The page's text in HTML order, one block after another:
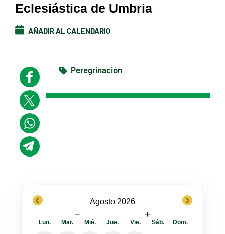
Eclesiástica de Umbria
AÑADIR AL CALENDARIO
Peregrinación
previous Agosto 2026
− +
next
Lun. Mar. Mié. Jue. Vie. Sáb. Dom.